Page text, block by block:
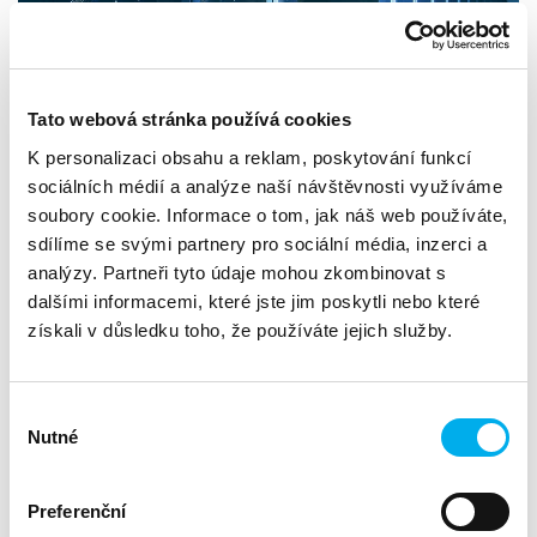
Tato webová stránka používá cookies
K personalizaci obsahu a reklam, poskytování funkcí
sociálních médií a analýze naší návštěvnosti využíváme
soubory cookie. Informace o tom, jak náš web používáte,
sdílíme se svými partnery pro sociální média, inzerci a
analýzy. Partneři tyto údaje mohou zkombinovat s
dalšími informacemi, které jste jim poskytli nebo které
získali v důsledku toho, že používáte jejich služby.
souhlasu
Nutné
Preferenční
Působíme nezávisle v celém ekosystému výrobců,
partnerů a koncových zákazníků. Máme technické
znalosti a doplňujeme kompetence partnerů při
ware“ – našim partnerům „kryjeme záda“.
Jaké služby pro vás můžeme zajistit:
přednášejícího),